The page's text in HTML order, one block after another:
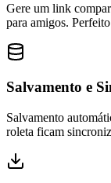
Gere um link
para amigos.
Salvamento e
Salvamento
roleta ficam